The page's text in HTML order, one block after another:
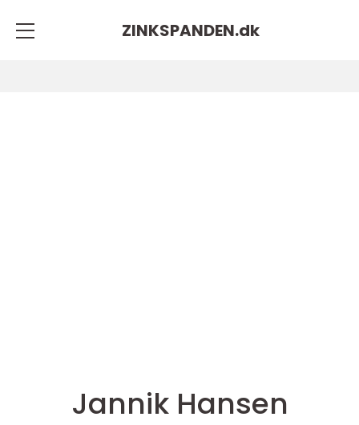
ZINKSPANDEN.dk
Jannik Hansen